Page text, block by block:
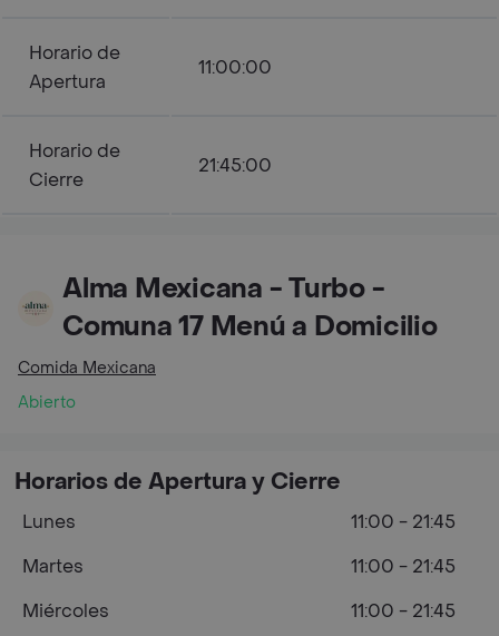
Horario de
Apertura
11:00:00
Horario de
Cierre
21:45:00
Alma Mexicana - Turbo -
Comuna 17 Menú a Domicilio
Comida Mexicana
Abierto
Horarios de Apertura y Cierre
Lunes
11:00 - 21:45
Martes
11:00 - 21:45
Miércoles
11:00 - 21:45